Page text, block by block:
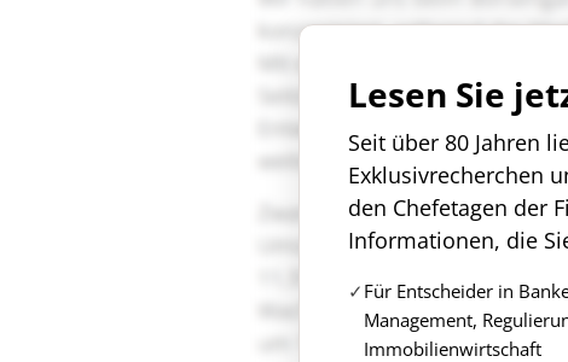
Lesen Sie
Seit über 80 Jahren
Exklusivrecherchen
den Chefetagen der
Informationen, die
Für Entscheider in
Management,
Immobilienwirtschaft